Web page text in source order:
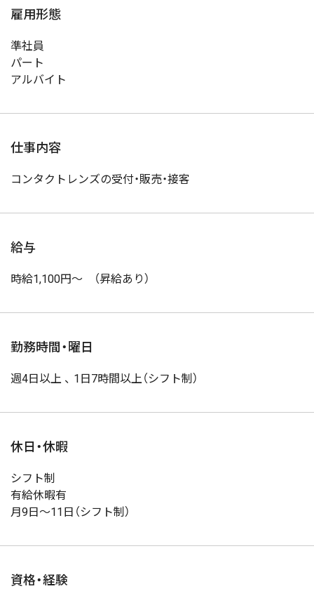
雇用形態
準社員
パート
アルバイト
仕事内容
コンタクトレンズの受付・販売・接客
給与
時給1,100円～ （昇給あり）
勤務時間・曜日
週4日以上 、 1日7時間以上（シフト制）
休日・休暇
シフト制
有給休暇有
月9日～11日（シフト制）
資格・経験